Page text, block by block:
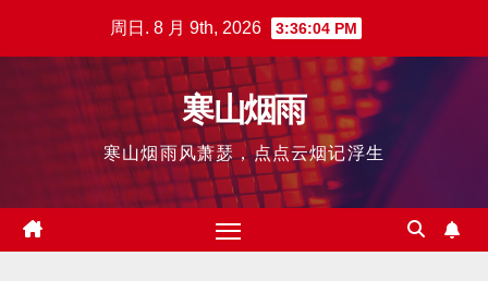
周日. 8 月 9th, 2026 3:36:05 PM
寒山烟雨
寒山烟雨风萧瑟，点点云烟记浮生